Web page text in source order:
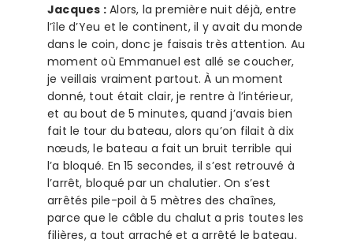
Jacques :Alors, la première nuit déjà, entre
l’île d’Yeu et le continent, il y avait du monde
dans le coin, donc je faisais très attention. Au
moment où Emmanuel est allé se coucher,
je veillais vraiment partout. À un moment
donné, tout était clair, je rentre à l’intérieur,
et au bout de 5 minutes, quand j’avais bien
fait le tour du bateau, alors qu’on filait à dix
nœuds, le bateau a fait un bruit terrible qui
l’a bloqué. En 15 secondes, il s’est retrouvé à
l’arrêt, bloqué par un chalutier. On s’est
arrêtés pile-poil à 5 mètres des chaînes,
parce que le câble du chalut a pris toutes les
filières, a tout arraché et a arrêté le bateau.